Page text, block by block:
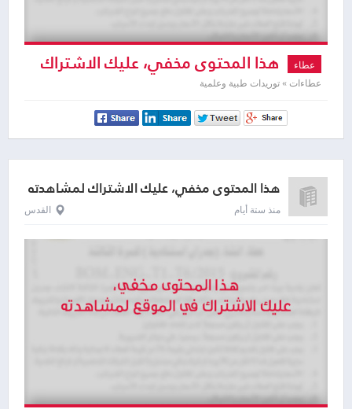
عطاء هذا المحتوى مخفي، عليك الاشتراك
لمشاهدته
عطاءات » توريدات طبية وعلمية
هذا المحتوى مخفي، عليك الاشتراك لمشاهدته
منذ ستة أيام القدس